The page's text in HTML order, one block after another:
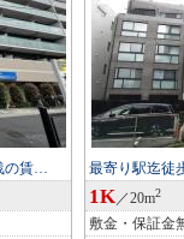
の賃… 最寄り駅迄徒
1K／20m2
敷金・保証金